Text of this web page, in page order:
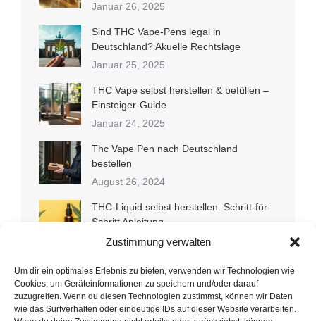
Zustimmung verwalten
Um dir ein optimales Erlebnis zu bieten, verwenden wir Technologien wie
Cookies, um Geräteinformationen zu speichern und/oder darauf
zuzugreifen. Wenn du diesen Technologien zustimmst, können wir Daten
wie das Surfverhalten oder eindeutige IDs auf dieser Website verarbeiten.
Januar 26, 2025
Sind THC Vape-Pens legal in
Deutschland? Akuelle Rechtslage
Januar 25, 2025
THC Vape selbst herstellen & befüllen –
Einsteiger-Guide
Januar 24, 2025
Thc Vape Pen nach Deutschland
bestellen
August 26, 2024
THC-Liquid selbst herstellen: Schritt-für-
Schritt Anleitung
Juli 5, 2024
Wax Liquidizer Alternativen: Welche
Optionen gibt es?
Juli 1, 2024